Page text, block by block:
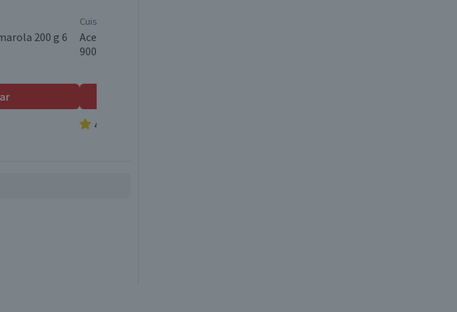
200 g 6
Cuisine & Co
Aceite Vegetal Libre de Colesterol
900 ml
4.8